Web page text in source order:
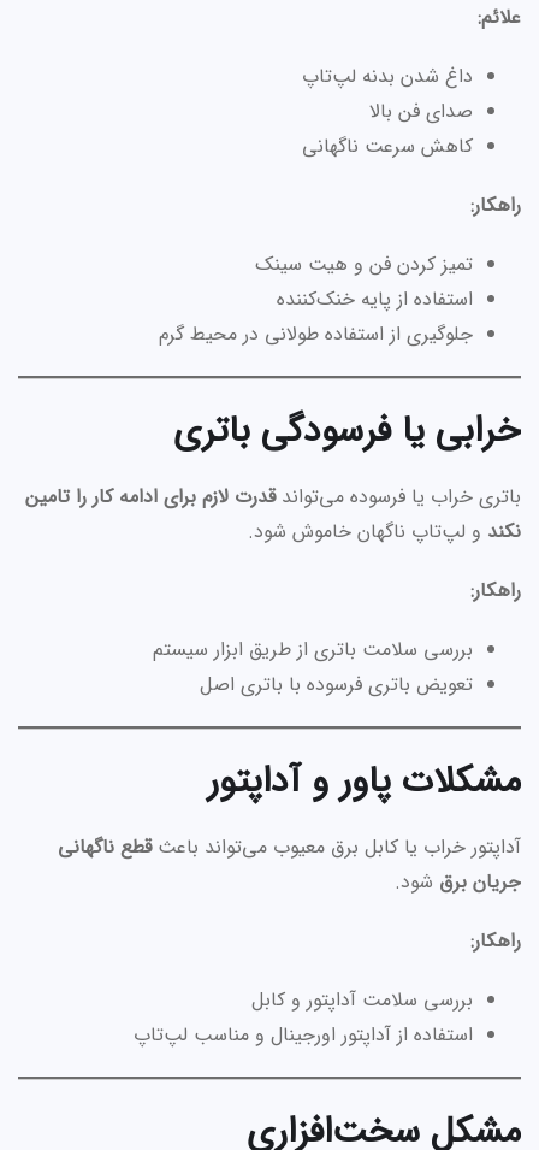
علائم:
داغ شدن بدنه لپ‌تاپ
صدای فن بالا
کاهش سرعت ناگهانی
راهکار:
تمیز کردن فن و هیت سینک
استفاده از پایه خنک‌کننده
جلوگیری از استفاده طولانی در محیط گرم
خرابی یا فرسودگی باتری
باتری خراب یا فرسوده می‌تواندقدرت لازم برای ادامه کار را تامین
نکند و لپ‌تاپ ناگهان خاموش شود.
راهکار:
بررسی سلامت باتری از طریق ابزار سیستم
تعویض باتری فرسوده با باتری اصل
مشکلات پاور و آداپتور
آداپتور خراب یا کابل برق معیوب می‌تواند باعثقطع ناگهانی
جریان برق شود.
راهکار:
بررسی سلامت آداپتور و کابل
استفاده از آداپتور اورجینال و مناسب لپ‌تاپ
مشکل سخت‌افزاری